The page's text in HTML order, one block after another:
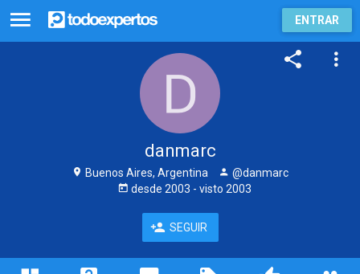
ENTRAR
danmarc
Buenos Aires, Argentina
@danmarc
desde 2003 - visto 2003
SEGUIR